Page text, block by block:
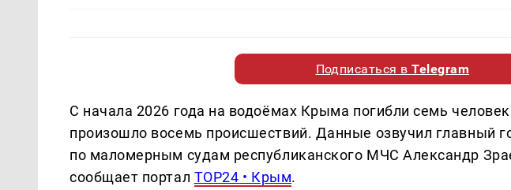
Подписаться вTelegram
С начала 2026 года на водоёмах Крыма погибли семь
произошло восемь происшествий. Данные озвучил главный
по маломерным судам республиканского МЧС Александр
сообщает портал TOP24 • Крым.